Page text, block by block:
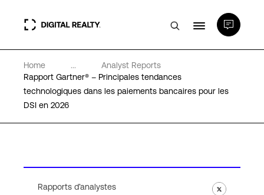
Data Centers
PlatformDIGITAL®
Expertise et ressources
Home ...
Analyst Reports
Rapport Gartner® – Principales tendances
technologiques dans les paiements bancaires pour les
DSI en 2026
Rapports d’analystes